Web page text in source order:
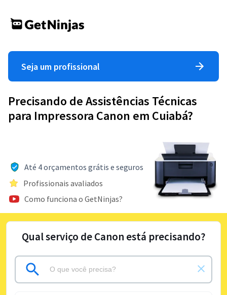
Seja um profissional
Precisando de Assistências Técnicas
para Impressora Canon em Cuiabá?
Até 4 orçamentos grátis e seguros
Profissionais avaliados
Como funciona o GetNinjas?
Qual serviço de Canon está precisando?